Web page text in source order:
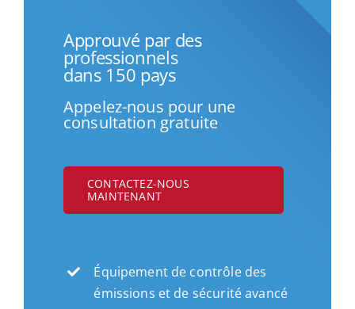
Approuvé par des
professionnels
dans 150 pays
Appelez-nous pour une
consultation gratuite
CONTACTEZ-NOUS
MAINTENANT
Équipement de contrôle des
émissions et de sécurité avancé